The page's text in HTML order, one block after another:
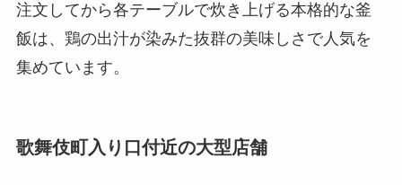
注文してから各テーブルで炊き上げる本格的な釜
飯は、鶏の出汁が染みた抜群の美味しさで人気を
集めています。
歌舞伎町入り口付近の大型店舗